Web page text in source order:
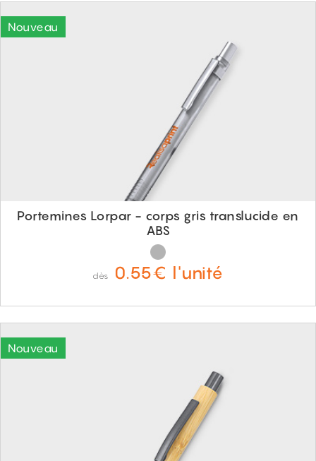
Portemines Lorpar - corps gris translucide en
ABS
dès 0.55€ l'unité